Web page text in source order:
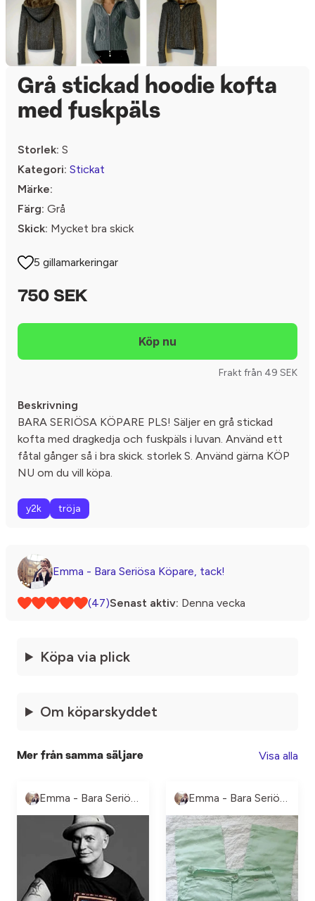
Grå stickad hoodie kofta
med fuskpäls
Storlek: S
Kategori: Stickat
Märke:
Färg: Grå
Skick: Mycket bra skick
5 gillamarkeringar
750 SEK
Frakt från 49 SEK
Beskrivning
BARA SERIÖSA KÖPARE PLS! Säljer en grå stickad
kofta med dragkedja och fuskpäls i luvan. Använd ett
fåtal gånger så i bra skick. storlek S. Använd gärna KÖP
NU om du vill köpa.
y2k tröja
Emma - Bara Seriösa Köpare, tack!
(47)Senast aktiv: Denna vecka
Köpa via plick
Om köparskyddet
Mer från samma säljare Visa alla
Emma - Bara Seriösa Köpare, tack! Emma - Bara Seriösa Köpare, tack!